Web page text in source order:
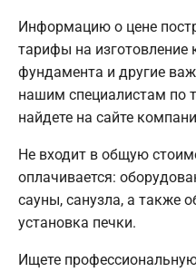
Информацию о цене
тарифы на изготовление
фундамента и другие
нашим специалистам по
найдете на сайте
Не входит в общую
оплачивается:
сауны, санузла, а также
установка печки.
Ищете